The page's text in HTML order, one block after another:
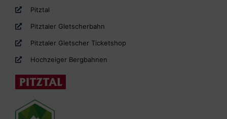
Pitztal
Pitztaler Gletscherbahn
Pitztaler Gletscher Ticketshop
Hochzeiger Bergbahnen